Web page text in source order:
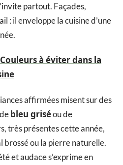
partout. Façades,
: il enveloppe la cuisine d’une
Couleurs à éviter dans la
affirmées misent sur des
bleu griséou de
très présentes cette année,
brossé ou la pierre naturelle.
et audace s’exprime en